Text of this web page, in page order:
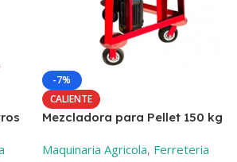
-7%
CALIENTE
Mezcladora para Pellet 150 kg
Maquinaria Agricola, Ferreteria